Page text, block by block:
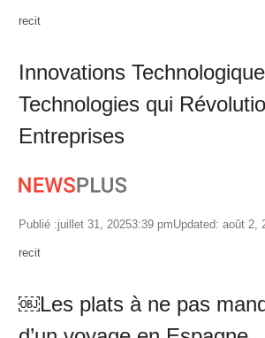
Author
recit
Innovations
Technologies qui
Entreprises
Publié :juillet 31, 20253:39 pmUpdated: août 2,
Author
recit
￼Les plats à ne pas